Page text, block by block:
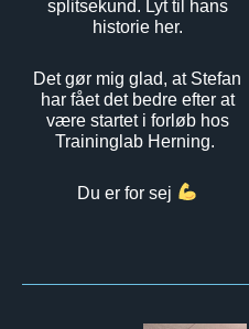
splitsekund. Lyt til hans
historie her.
Det gør mig glad, at Stefan
har fået det bedre efter at
være startet i forløb hos
Traininglab Herning.
Du er for sej